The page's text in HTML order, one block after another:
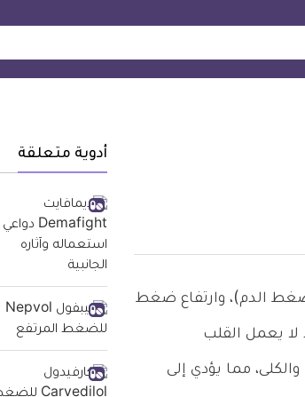
ضغط الدم)، وارتفاع ضغط
لا يعمل القلب
مما يؤدي إلى
أدوية متعلقة